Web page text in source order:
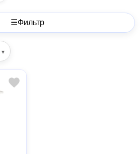
☰Фильтр
▾